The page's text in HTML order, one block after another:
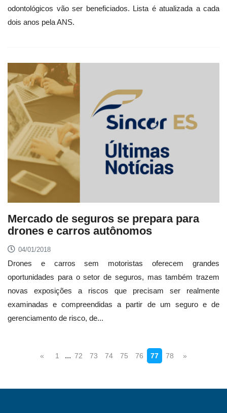
odontológicos vão ser beneficiados. Lista é atualizada a cada
dois anos pela ANS.
Mercado de seguros se prepara para
drones e carros autônomos
04/01/2018
Drones e carros sem motoristas oferecem grandes
oportunidades para o setor de seguros, mas também trazem
novas exposições a riscos que precisam ser realmente
examinadas e compreendidas a partir de um seguro e de
gerenciamento de risco, de...
« 1 ... 72 73 74 75 76 77 78 »